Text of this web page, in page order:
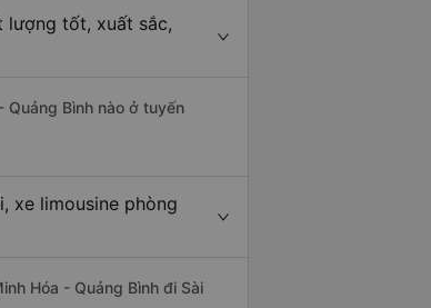
lượng tốt, xuất sắc,
Quảng Bình nào ở tuyến
xe limousine phòng
Hóa - Quảng Bình đi Sài